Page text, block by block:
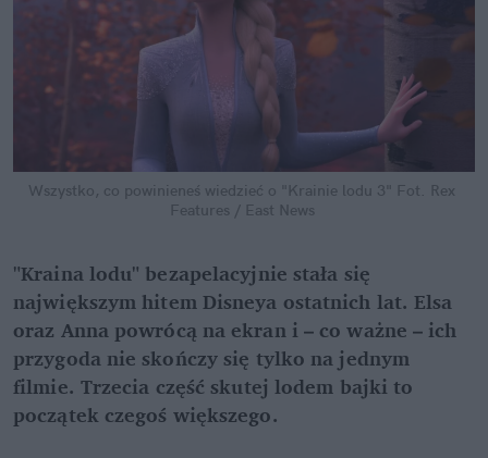
Wszystko, co powinieneś wiedzieć o "Krainie lodu 3"
Fot. Rex
Features / East News
"Kraina lodu" bezapelacyjnie stała się
największym hitem Disneya ostatnich lat. Elsa
oraz Anna powrócą na ekran i – co ważne – ich
przygoda nie skończy się tylko na jednym
filmie. Trzecia część skutej lodem bajki to
początek czegoś większego.